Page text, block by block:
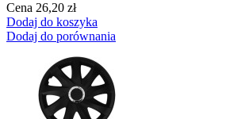
Cena 26,20 zł
Dodaj do koszyka
Dodaj do porównania